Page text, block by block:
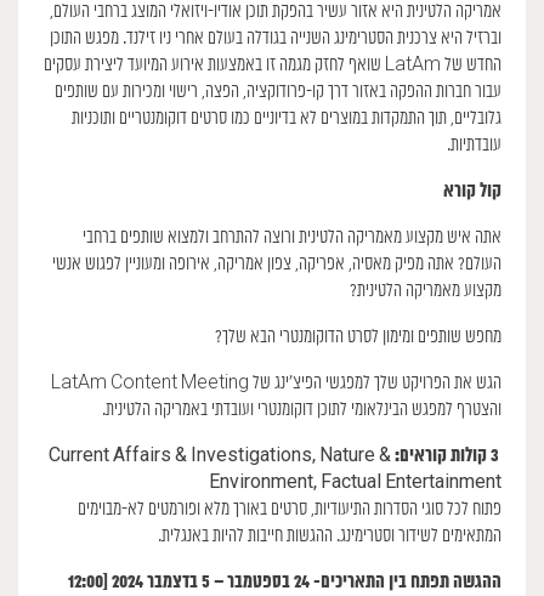
אמריקה הלטינית היא אזור עשיר בהפקת תוכן אודיו-ויזואלי המוצג ברחבי העולם,
וברזיל היא צרכנית הסטרימינג השנייה בגודלה בעולם אחרי ניו זילנד. מפגש התוכן
החדש של LatAm שואף לחזק מגמה זו באמצעות אירוע המיועד ליצירת עסקים
עבור חברות ההפקה באזור דרך קו-פרודוקציה, הפצה, רישוי ומכירות עם שותפים
גלובליים, תוך התמקדות במוצרים לא בדיוניים כמו סרטים דוקומנטריים ותוכניות
עובדתיות.
קול קורא
אתה איש מקצוע מאמריקה הלטינית ורוצה להתרחב ולמצוא שותפים ברחבי
העולם? אתה מפיק מאסיה, אפריקה, צפון אמריקה, אירופה ומעוניין לפגוש אנשי
מקצוע מאמריקה הלטינית?
מחפש שותפים ומימון לסרט הדוקומנטרי הבא שלך?
הגש את הפרויקט שלך למפגשי הפיצ’ינג של LatAm Content Meeting
והצטרף למפגש הבינלאומי לתוכן דוקומנטרי ועובדתי באמריקה הלטינית.
Current Affairs & Investigations, Nature &
Environment, Factual Entertainment
פתוח לכל סוגי הסדרות התיעודיות, סרטים באורך מלא ופורמטים לא-מבוימים
המתאימים לשידור וסטרימינג. ההגשות חייבות להיות באנגלית.
ההגשה תפתח בין התאריכים- 24 בספטמבר – 5 בדצמבר 2024 [12:00